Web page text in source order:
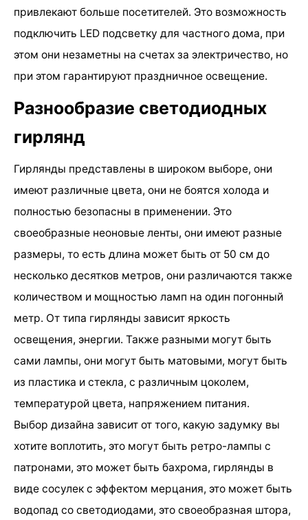
привлекают больше посетителей. Это возможность
подключить LED подсветку для частного дома, при
этом они незаметны на счетах за электричество, но
при этом гарантируют праздничное освещение.
Разнообразие светодиодных
гирлянд
Гирлянды представлены в широком выборе, они
имеют различные цвета, они не боятся холода и
полностью безопасны в применении. Это
своеобразные неоновые ленты, они имеют разные
размеры, то есть длина может быть от 50 см до
несколько десятков метров, они различаются также
количеством и мощностью ламп на один погонный
метр. От типа гирлянды зависит яркость
освещения, энергии. Также разными могут быть
сами лампы, они могут быть матовыми, могут быть
из пластика и стекла, с различным цоколем,
температурой цвета, напряжением питания.
Выбор дизайна зависит от того, какую задумку вы
хотите воплотить, это могут быть ретро-лампы с
патронами, это может быть бахрома, гирлянды в
виде сосулек с эффектом мерцания, это может быть
водопад со светодиодами, это своеобразная штора,